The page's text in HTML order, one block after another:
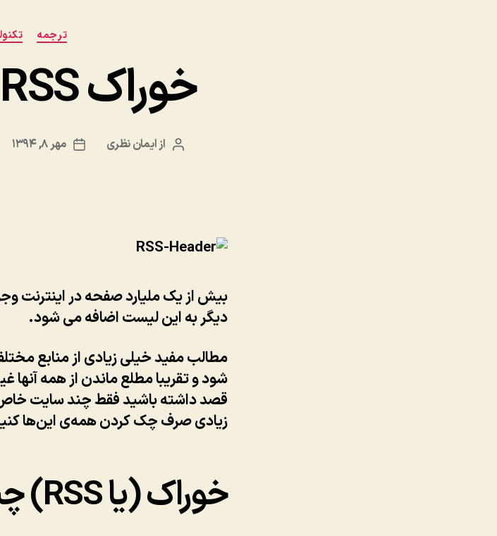
ترجمه
خوراک RSS چیست؟
نویسنده
ازایمان نظری
تاریخمهر ۸, ۱۳۹۴
بیش از یک ملیارد صفحه در اینترنت
دیگر به این لیست اضافه می شود.
مطالب مفید خیلی زیادی از منابع
شود و تقریبا مطلع ماندن از همه
قصد داشته باشید فقط چند سایت خاص
زیادی صرف چک کردن همه‌ی این‌ها
خوراک (یا RSS) چیست؟